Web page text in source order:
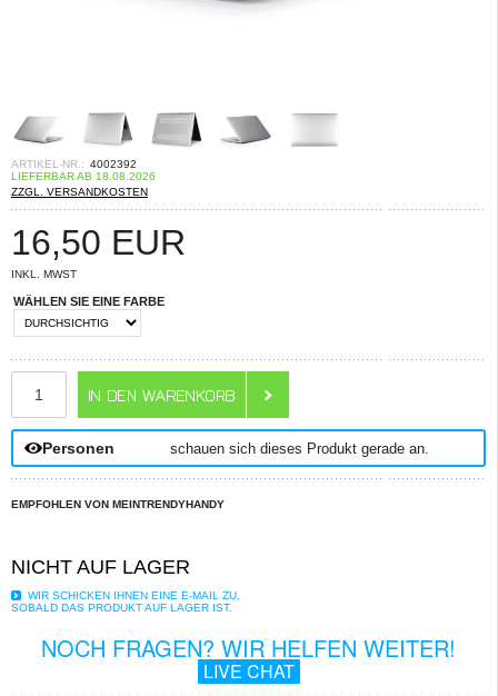
ARTIKEL-NR.: 4002392
LIEFERBAR AB 18.08.2026
ZZGL. VERSANDKOSTEN
16,50 EUR
INKL. MWST
WÄHLEN SIE EINE FARBE
Personen schauen sich dieses Produkt gerade an.
EMPFOHLEN VON MEINTRENDYHANDY
NICHT AUF LAGER
WIR SCHICKEN IHNEN EINE E-MAIL ZU,
SOBALD DAS PRODUKT AUF LAGER IST.
NOCH FRAGEN? WIR HELFEN WEITER!
LIVE CHAT